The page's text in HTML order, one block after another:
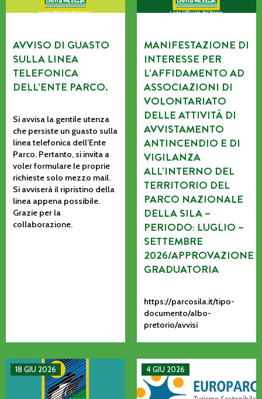
AVVISO DI GUASTO
SULLA LINEA
TELEFONICA
DELL’ENTE PARCO.
Si avvisa la gentile utenza
che persiste un guasto sulla
linea telefonica dell’Ente
Parco. Pertanto, si invita a
voler formulare le proprie
richieste solo mezzo mail.
Si avviserà il ripristino della
linea appena possibile.
Grazie per la
collaborazione.
MANIFESTAZIONE DI
INTERESSE PER
L’AFFIDAMENTO AD
ASSOCIAZIONI DI
VOLONTARIATO
DELLE ATTIVITÀ DI
AVVISTAMENTO
ANTINCENDIO E DI
VIGILANZA
ALL’INTERNO DEL
TERRITORIO DEL
PARCO NAZIONALE
DELLA SILA –
PERIODO: LUGLIO –
SETTEMBRE
2026/APPROVAZIONE
GRADUATORIA
https://parcosila.it/tipo-
documento/albo-
pretorio/avvisi
18 GIU 2026
MANIFESTAZIONE DI INTERESSE PER L’AFFIDAMENTO
4 GIU 2026
La CETS come processo